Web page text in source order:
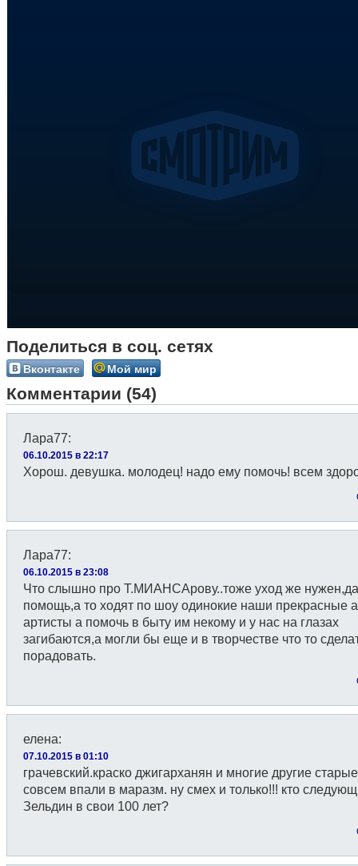
Поделиться в соц. сетях
Вконтакте Мой мир
Комментарии (54)
Лара77:
06.10.2015 в 22:17
Хорош. девушка. молодец! надо ему помочь! всем
Лара77:
06.10.2015 в 23:08
Что слышно про Т.МИАНСАрову..тоже уход же
помощь,а то ходят по шоу одинокие наши прекрасные
артисты а помочь в быту им некому и у нас на глазах
загибаются,а могли бы еще и в творчестве что то
порадовать.
елена:
07.10.2015 в 01:10
грачевский.краско джигарханян и многие другие
совсем впали в маразм. ну смех и только!!! кто
Зельдин в свои 100 лет?